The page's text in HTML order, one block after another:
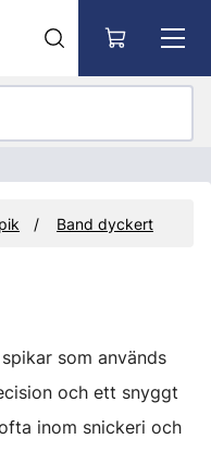
Band dyckert
som används
och ett snyggt
inom snickeri och